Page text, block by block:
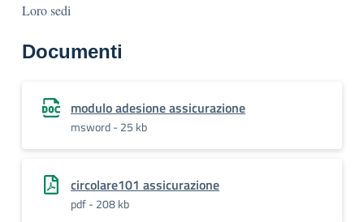
Loro sedi
Documenti
modulo adesione assicurazione
msword - 25 kb
circolare101 assicurazione
pdf - 208 kb